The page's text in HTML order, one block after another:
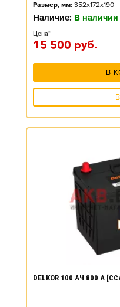
Размер, мм: 352x172x190
Наличие: В наличии
Цена*
15 500 руб.
В
DELKOR 100 АЧ 800 А